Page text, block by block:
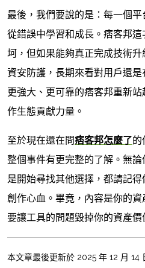
最後，我們要說的是：每一個
從錯誤中學習和成長。痞客邦這
坷，但如果能夠真正完成技術
資安防護，長期來看對用戶還
更強大、更可靠的痞客邦重新
作生態貢獻力量。
至於現在還在問痞客邦怎麼了的
整個事件有更完整的了解。無
是開始尋找其他選擇，都請記
創作心血。畢竟，內容是你的
要讓工具的問題毀掉你的資產價
本文章最後更新於 2025 年 12 月 14